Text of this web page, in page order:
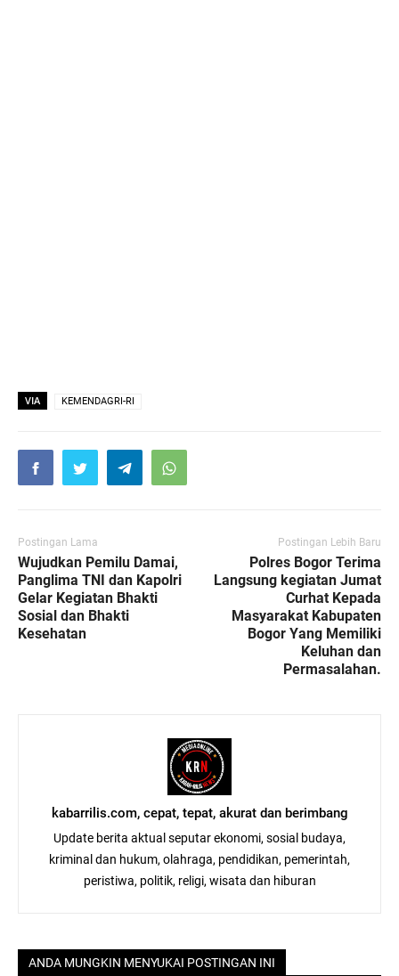
VIA KEMENDAGRI-RI
Postingan Lama
Wujudkan Pemilu Damai,
Panglima TNI dan Kapolri
Gelar Kegiatan Bhakti
Sosial dan Bhakti
Kesehatan
Postingan Lebih Baru
Polres Bogor Terima
Langsung kegiatan Jumat
Curhat Kepada
Masyarakat Kabupaten
Bogor Yang Memiliki
Keluhan dan
Permasalahan.
kabarrilis.com, cepat, tepat, akurat dan berimbang
Update berita aktual seputar ekonomi, sosial budaya,
kriminal dan hukum, olahraga, pendidikan, pemerintah,
peristiwa, politik, religi, wisata dan hiburan
ANDA MUNGKIN MENYUKAI POSTINGAN INI